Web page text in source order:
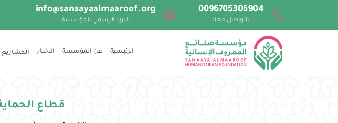
0096705306904
للتواصل معنا
info@sanaayaalmaaroof.org
البريد الرسمي للمؤسسة
الرئيسية عن المؤسسة اﻻخبار المشاريع
قطاع